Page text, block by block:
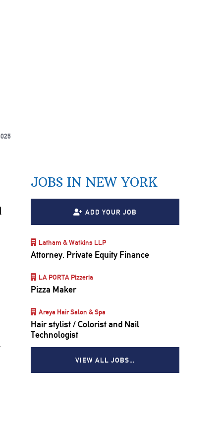
JOBS IN NEW YORK
ADD YOUR JOB
Latham & Watkins LLP
Attorney, Private Equity Finance
LA PORTA Pizzeria
Pizza Maker
Areya Hair Salon & Spa
Hair stylist / Colorist and Nail
Technologist
VIEW ALL JOBS…